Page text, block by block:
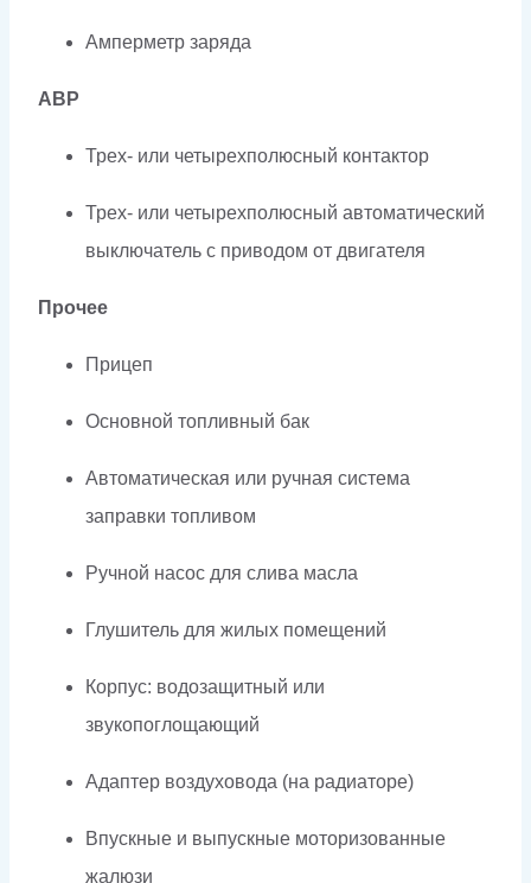
Амперметр заряда
АВР
Трех- или четырехполюсный контактор
Трех- или четырехполюсный автоматический
выключатель с приводом от двигателя
Прочее
Прицеп
Основной топливный бак
Автоматическая или ручная система
заправки топливом
Ручной насос для слива масла
Глушитель для жилых помещений
Корпус: водозащитный или
звукопоглощающий
Адаптер воздуховода (на радиаторе)
Впускные и выпускные моторизованные
жалюзи